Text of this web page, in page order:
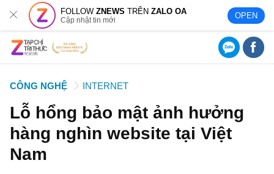
FOLLOWZNEWS TRÊNZALO OA
Cập nhật tin mới OPEN
CÔNG NGHỆ INTERNET
Lỗ hổng bảo mật ảnh hưởng
hàng nghìn website tại Việt
Nam